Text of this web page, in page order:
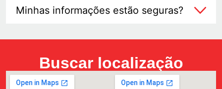
Minhas informações estão seguras?
Buscar localização